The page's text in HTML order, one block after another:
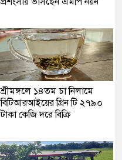
শ্রীমঙ্গলে ১৪তম চা নিলামে
বিটিআরআইয়ের গ্রিন টি ২৭৯০
টাকা কেজি দরে বিক্রি